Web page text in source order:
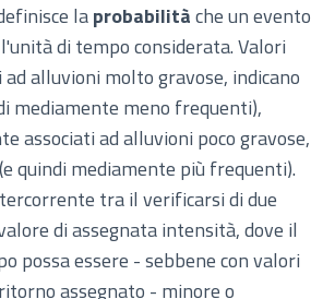
laprobabilitàche un evento
di tempo considerata. Valori
alluvioni molto gravose, indicano
mediamente meno frequenti),
associati ad alluvioni poco gravose,
quindi mediamente più frequenti).
tra il verificarsi di due
di assegnata intensità, dove il
possa essere - sebbene con valori
assegnato - minore o